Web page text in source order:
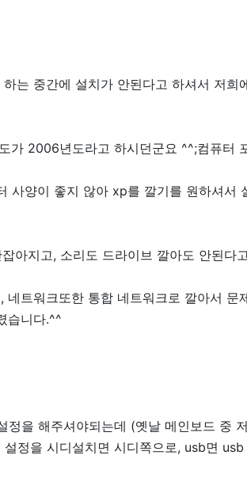
는 중간에 설치가 안된다고 하셔서 저희
가 2006년도라고 하시던군요 ^^;컴퓨터
사양이 좋지 않아 xp를 깔기를 원하셔서
아지고, 소리도 드라이브 깔아도 안된다
트워크또한 통합 네트워크로 깔아서 문
습니다.^^
을 해주셔야되는데 (옛날 메인보드 중
정을 시디설치면 시디쪽으로, usb면 usb